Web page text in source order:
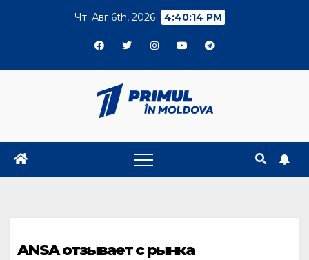
Чт. Авг 6th, 2026 4:40:14 PM
ANSA отзывает с рынка